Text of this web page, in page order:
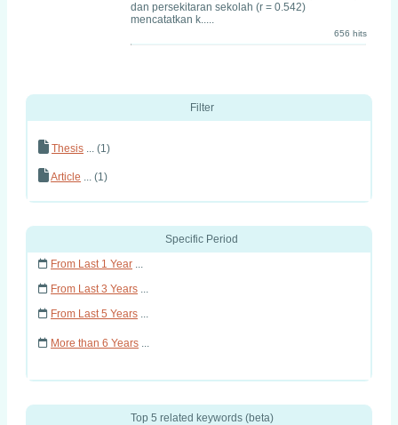
dan persekitaran sekolah (r = 0.542)
mencatatkan k.....
656 hits
Filter
Thesis ... (1)
Article ... (1)
Specific Period
From Last 1 Year ...
From Last 3 Years ...
From Last 5 Years ...
More than 6 Years ...
Top 5 related keywords (beta)